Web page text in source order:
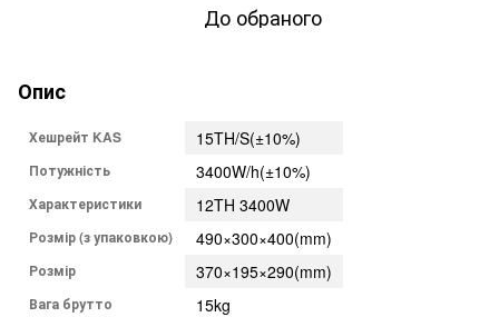
До обраного
Опис
Хешрейт KAS 15TH/S(±10%)
Потужність 3400W/h(±10%)
Характеристики 12TH 3400W
Розмір (з упаковкою) 490×300×400(mm)
Розмір 370×195×290(mm)
Вага брутто 15kg